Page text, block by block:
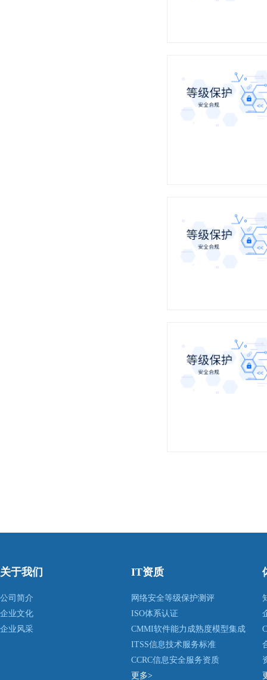
关于我们
公司简介
企业文化
企业风采
IT资质
网络安全等级保护测评
ISO体系认证
CMMI软件能力成熟度模型集成
ITSS信息技术服务标准
CCRC信息安全服务资质
更多>